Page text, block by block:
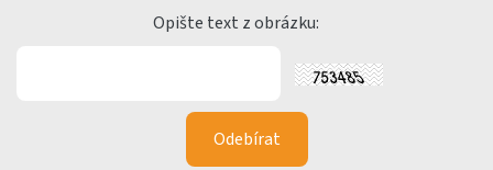
Opište text z obrázku: